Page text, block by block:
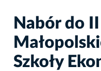
Nabór do
Szkoły